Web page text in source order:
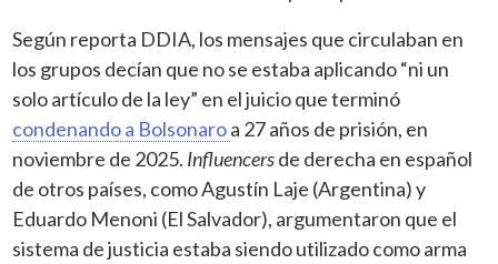
Según reporta DDIA, los mensajes que circulaban en
los grupos decían que no se estaba aplicando “ni un
solo artículo de la ley” en el juicio que terminó
condenando a Bolsonaroa 27 años de prisión, en
noviembre de 2025. Influencersde derecha en español
de otros países, como Agustín Laje (Argentina) y
Eduardo Menoni (El Salvador), argumentaron que el
sistema de justicia estaba siendo utilizado como arma